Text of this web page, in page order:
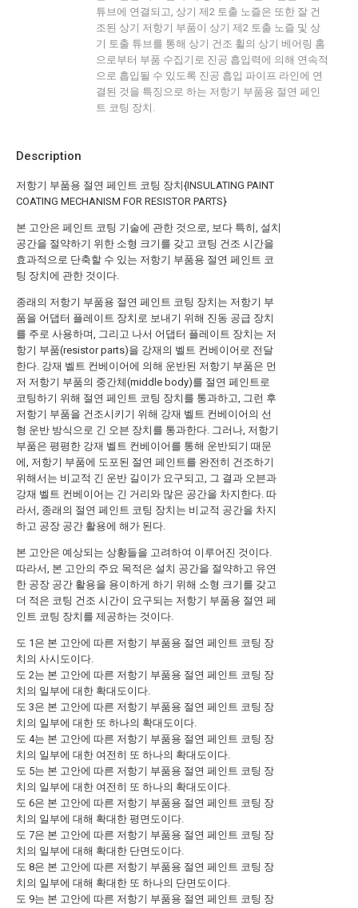
Description
저항기 부품용 절연 페인트 코팅 장치{INSULATING PAINT
COATING MECHANISM FOR RESISTOR PARTS}
본 고안은 페인트 코팅 기술에 관한 것으로, 보다 특히, 설치
공간을 절약하기 위한 소형 크기를 갖고 코팅 건조 시간을
효과적으로 단축할 수 있는 저항기 부품용 절연 페인트 코
팅 장치에 관한 것이다.
종래의 저항기 부품용 절연 페인트 코팅 장치는 저항기 부
품을 어댑터 플레이트 장치로 보내기 위해 진동 공급 장치
를 주로 사용하며, 그리고 나서 어댑터 플레이트 장치는 저
항기 부품(resistor parts)을 강재의 벨트 컨베이어로 전달
한다. 강재 벨트 컨베이어에 의해 운반된 저항기 부품은 먼
저 저항기 부품의 중간체(middle body)를 절연 페인트로
코팅하기 위해 절연 페인트 코팅 장치를 통과하고, 그런 후
저항기 부품을 건조시키기 위해 강재 벨트 컨베이어의 선
형 운반 방식으로 긴 오븐 장치를 통과한다. 그러나, 저항기
부품은 평평한 강재 벨트 컨베이어를 통해 운반되기 때문
에, 저항기 부품에 도포된 절연 페인트를 완전히 건조하기
위해서는 비교적 긴 운반 길이가 요구되고, 그 결과 오븐과
강재 벨트 컨베이어는 긴 거리와 많은 공간을 차지한다. 따
라서, 종래의 절연 페인트 코팅 장치는 비교적 공간을 차지
하고 공장 공간 활용에 해가 된다.
본 고안은 예상되는 상황들을 고려하여 이루어진 것이다.
따라서, 본 고안의 주요 목적은 설치 공간을 절약하고 유연
한 공장 공간 활용을 용이하게 하기 위해 소형 크기를 갖고
더 적은 코팅 건조 시간이 요구되는 저항기 부품용 절연 페
인트 코팅 장치를 제공하는 것이다.
도 1은 본 고안에 따른 저항기 부품용 절연 페인트 코팅 장
치의 사시도이다.
도 2는 본 고안에 따른 저항기 부품용 절연 페인트 코팅 장
치의 일부에 대한 확대도이다.
도 3은 본 고안에 따른 저항기 부품용 절연 페인트 코팅 장
치의 일부에 대한 또 하나의 확대도이다.
도 4는 본 고안에 따른 저항기 부품용 절연 페인트 코팅 장
치의 일부에 대한 여전히 또 하나의 확대도이다.
도 5는 본 고안에 따른 저항기 부품용 절연 페인트 코팅 장
치의 일부에 대한 여전히 또 하나의 확대도이다.
도 6은 본 고안에 따른 저항기 부품용 절연 페인트 코팅 장
치의 일부에 대해 확대한 평면도이다.
도 7은 본 고안에 따른 저항기 부품용 절연 페인트 코팅 장
치의 일부에 대해 확대한 단면도이다.
도 8은 본 고안에 따른 저항기 부품용 절연 페인트 코팅 장
치의 일부에 대해 확대한 또 하나의 단면도이다.
도 9는 본 고안에 따른 저항기 부품용 절연 페인트 코팅 장
튜브에 연결되고, 상기 제2 토출 노즐은 또한 잘 건
조된 상기 저항기 부품이 상기 제2 토출 노즐 및 상
기 토출 튜브를 통해 상기 건조 휠의 상기 베어링 홈
으로부터 부품 수집기로 진공 흡입력에 의해 연속적
으로 흡입될 수 있도록 진공 흡입 파이프 라인에 연
결된 것을 특징으로 하는 저항기 부품용 절연 페인
트 코팅 장치.